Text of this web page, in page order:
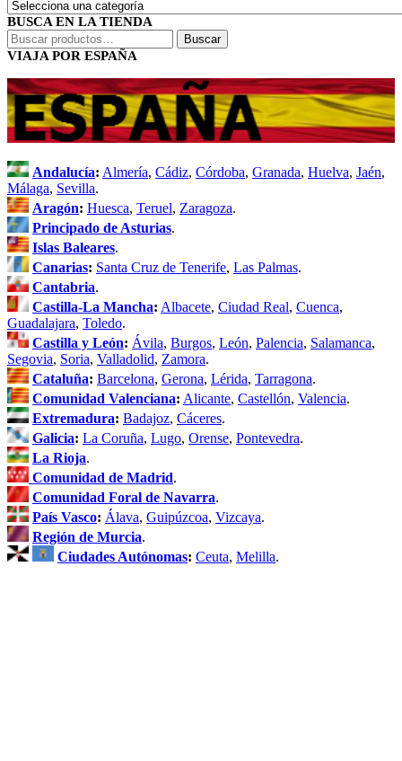
BUSCA EN LA TIENDA
Buscar
por:
Buscar
VIAJA POR ESPAÑA
Andalucía: Almería, Cádiz, Córdoba, Granada, Huelva, Jaén,
Málaga, Sevilla.
Aragón: Huesca, Teruel, Zaragoza.
Principado de Asturias.
Islas Baleares.
Canarias: Santa Cruz de Tenerife, Las Palmas.
Cantabria.
Castilla-La Mancha: Albacete, Ciudad Real, Cuenca,
Guadalajara, Toledo.
Castilla y León: Ávila, Burgos, León, Palencia, Salamanca,
Segovia, Soria, Valladolid, Zamora.
Cataluña: Barcelona, Gerona, Lérida, Tarragona.
Comunidad Valenciana: Alicante, Castellón, Valencia.
Extremadura: Badajoz, Cáceres.
Galicia: La Coruña, Lugo, Orense, Pontevedra.
La Rioja.
Comunidad de Madrid.
Comunidad Foral de Navarra.
País Vasco: Álava, Guipúzcoa, Vizcaya.
Región de Murcia.
Ciudades Autónomas: Ceuta, Melilla.